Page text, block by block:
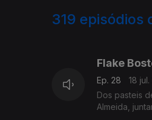
319 episódios
Flake
Ep. 28
18
Dos pasteis
Almeida,